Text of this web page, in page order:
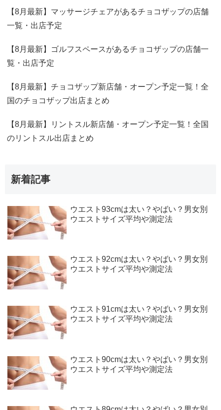
【8月最新】マッサージチェアがあるチョコザップの店舗
一覧・出店予定
【8月最新】ゴルフスペースがあるチョコザップの店舗一
覧・出店予定
【8月最新】チョコザップ新店舗・オープン予定一覧！全
国のチョコザップ出店まとめ
【8月最新】リントスル新店舗・オープン予定一覧！全国
のリントスル出店まとめ
新着記事
ウエスト93cmは太い？やばい？男女別
ウエストサイズ平均や測定法
ウエスト92cmは太い？やばい？男女別
ウエストサイズ平均や測定法
ウエスト91cmは太い？やばい？男女別
ウエストサイズ平均や測定法
ウエスト90cmは太い？やばい？男女別
ウエストサイズ平均や測定法